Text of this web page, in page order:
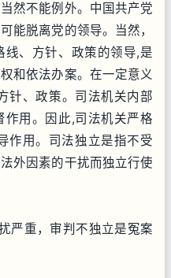
然不能例外。中国共产党
能脱离党的领导。当然，
、方针、政策的领导,是
和依法办案。在一定意义
针、政策。司法机关内部
用。因此,司法机关严格
作用。司法独立是指不受
外因素的干扰而独立行使
严重，审判不独立是冤案